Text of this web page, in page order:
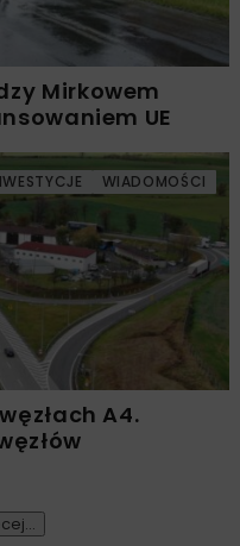
Mirkowem
UE
WIADOMOŚCI
A4.